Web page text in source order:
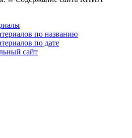
по названию
по дате
сайт